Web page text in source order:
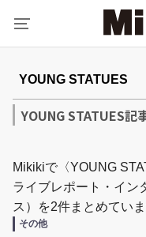
YOUNG STATUES記
Mikikiで〈YOUNG
ライブレポート・イン
ス）を2件まとめていま
その他